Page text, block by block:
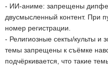
- ИИ-аниме: запрещены
двусмысленный контент. При
номер регистрации.
- Религиозные секты/культы и
темы запрещены к съёмке
подчёркивается, что такие